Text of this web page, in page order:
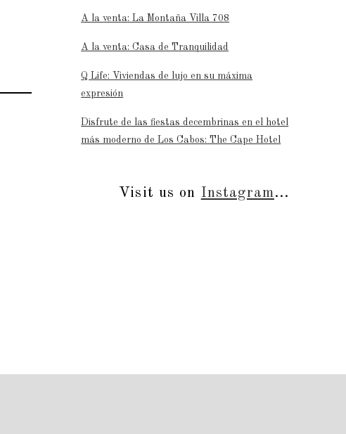
A la venta: La Montaña Villa 708
A la venta: Casa de Tranquilidad
Q Life: Viviendas de lujo en su máxima
expresión
Disfrute de las fiestas decembrinas en el hotel
más moderno de Los Cabos: The Cape Hotel
Visit us on Instagram...